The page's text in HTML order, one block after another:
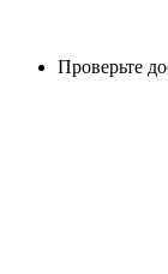
Проверьте